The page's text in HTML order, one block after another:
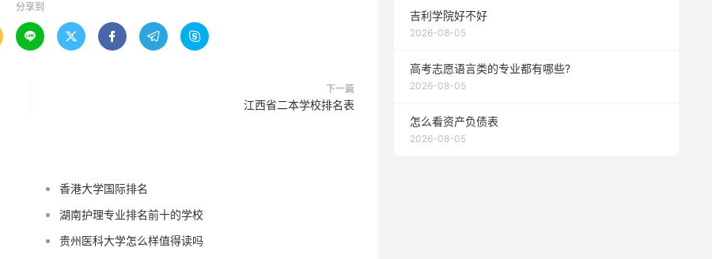
分享到
    
下一篇
江西省二本学校排名表
香港大学国际排名
湖南护理专业排名前十的学校
贵州医科大学怎么样值得读吗
吉利学院好不好
2026-08-05
高考志愿语言类的专业都有哪些?
2026-08-05
怎么看资产负债表
2026-08-05